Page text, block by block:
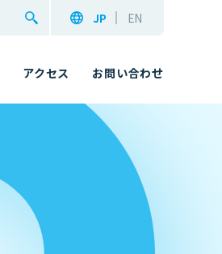
JP EN
アクセス お問い合わせ